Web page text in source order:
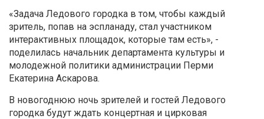
«Задача Ледового городка в том, чтобы каждый
зритель, попав на эспланаду, стал участником
интерактивных площадок, которые там есть», -
поделилась начальник департамента культуры и
молодежной политики администрации Перми
Екатерина Аскарова.
В новогоднюю ночь зрителей и гостей Ледового
городка будут ждать концертная и цирковая